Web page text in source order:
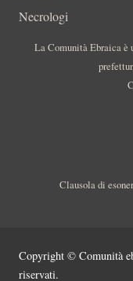
Necrologi
La Comunità Ebraica è
Clausola di
Copyright © Comunità
riservati.